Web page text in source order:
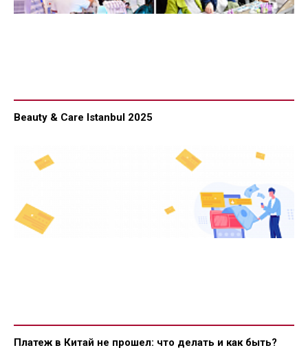
Beauty & Care Istanbul 2025
Платеж в Китай не прошел: что делать и как быть?